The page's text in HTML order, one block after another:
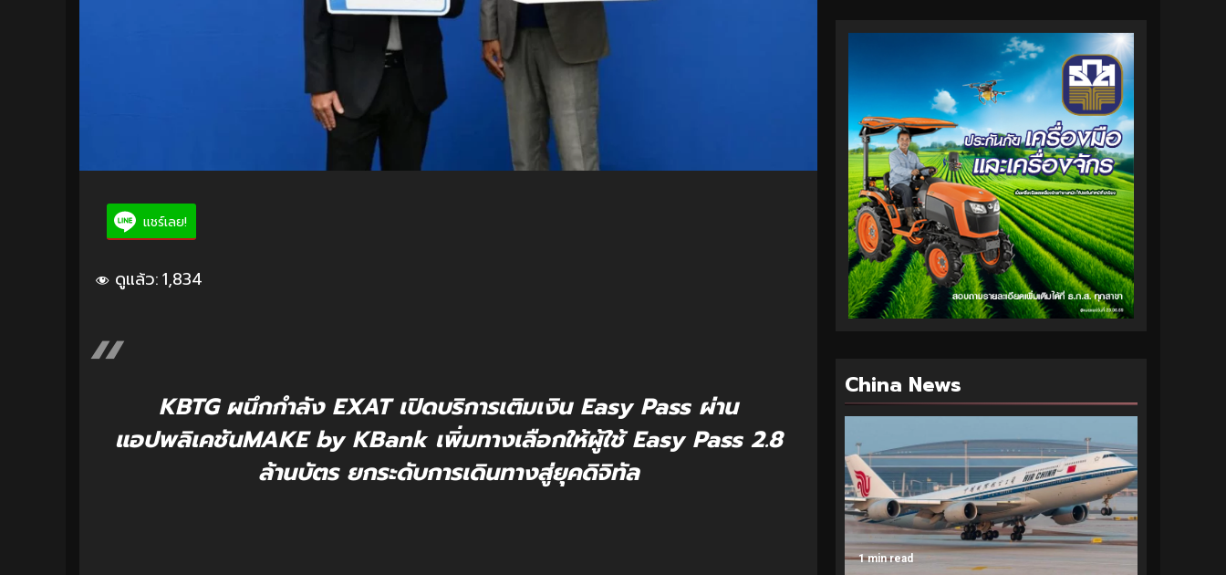
แชร์เลย!
ดูแล้ว:1,834
KBTG ผนึกกำลัง EXAT เปิดบริการเติมเงิน Easy Pass ผ่าน
แอปพลิเคชันMAKE by KBank เพิ่มทางเลือกให้ผู้ใช้ Easy Pass 2.8
ล้านบัตร ยกระดับการเดินทางสู่ยุคดิจิทัล
China News
1 min read